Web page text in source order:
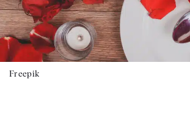
Freepik